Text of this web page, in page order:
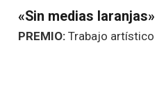
«Sin medias laranjas»
PREMIO:Trabajo artístico